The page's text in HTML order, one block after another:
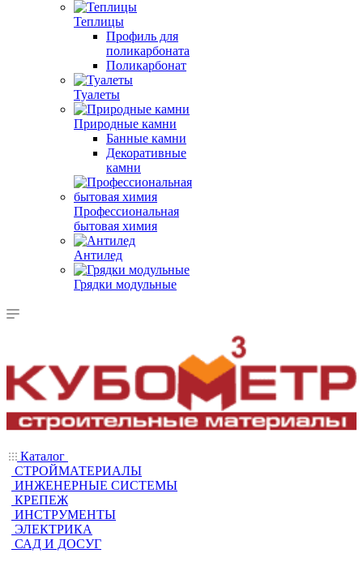
Теплицы
Профиль для
поликарбоната
Поликарбонат
Туалеты
Природные камни
Банные камни
Декоративные
камни
Профессиональная
бытовая химия
Антилед
Грядки модульные
Каталог
СТРОЙМАТЕРИАЛЫ
ИНЖЕНЕРНЫЕ СИСТЕМЫ
КРЕПЕЖ
ИНСТРУМЕНТЫ
ЭЛЕКТРИКА
САД И ДОСУГ